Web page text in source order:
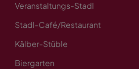
Veranstaltungs-Stadl
Stadl-Café/Restaurant
Kälber-Stüble
Biergarten